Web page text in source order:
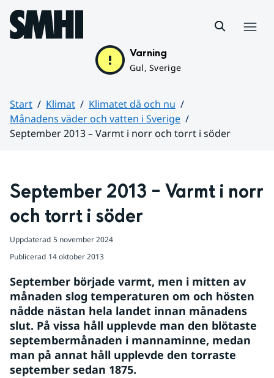
Hoppa till sidans innehåll
Varning
Gul, Sverige
Start Klimat
Klimatet då och nu
Månadens väder och vatten i Sverige
September 2013 – Varmt i norr och torrt i söder
September 2013 – Varmt i norr
och torrt i söder
Uppdaterad 5 november 2024
Publicerad 14 oktober 2013
September började varmt, men i mitten av
månaden slog temperaturen om och hösten
nådde nästan hela landet innan månadens
slut. På vissa håll upplevde man den blötaste
septembermånaden i mannaminne, medan
man på annat håll upplevde den torraste
september sedan 1875.